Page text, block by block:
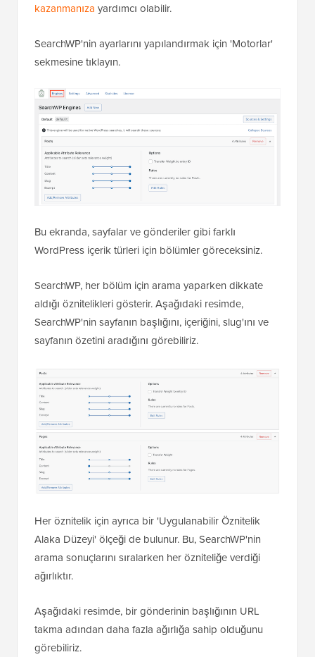
kazanmanıza yardımcı olabilir.
SearchWP'nin ayarlarını yapılandırmak için 'Motorlar'
sekmesine tıklayın.
Bu ekranda, sayfalar ve gönderiler gibi farklı
WordPress içerik türleri için bölümler göreceksiniz.
SearchWP, her bölüm için arama yaparken dikkate
aldığı öznitelikleri gösterir. Aşağıdaki resimde,
SearchWP'nin sayfanın başlığını, içeriğini, slug'ını ve
sayfanın özetini aradığını görebiliriz.
Her öznitelik için ayrıca bir 'Uygulanabilir Öznitelik
Alaka Düzeyi' ölçeği de bulunur. Bu, SearchWP'nin
arama sonuçlarını sıralarken her özniteliğe verdiği
ağırlıktır.
Aşağıdaki resimde, bir gönderinin başlığının URL
takma adından daha fazla ağırlığa sahip olduğunu
görebiliriz.